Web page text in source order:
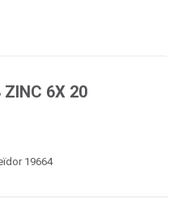
ZINC 6X 20
19664